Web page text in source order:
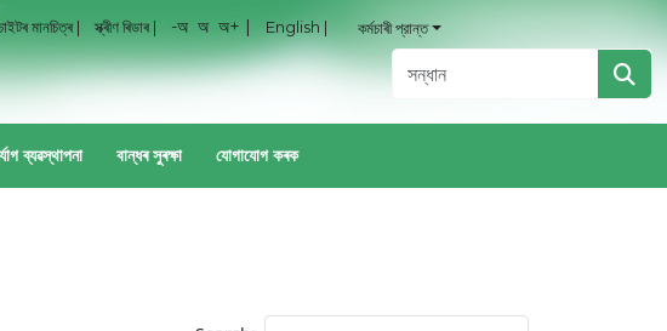
মানচিত্ৰ | স্ক্ৰীণ ৰিডাৰ | -অ অ অ+ | English | কর্মচাৰী প্রান্ত
ব্যৱস্থাপনা বান্ধৰ সুৰক্ষা যোগাযোগ কৰক